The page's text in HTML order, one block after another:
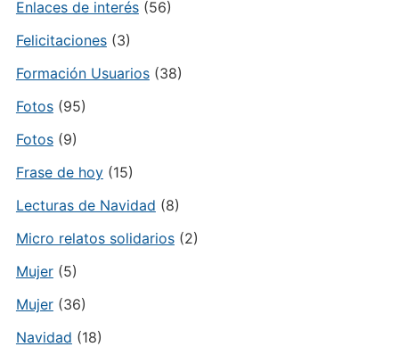
Enlaces de interés(56)
Felicitaciones(3)
Formación Usuarios(38)
Fotos(95)
Fotos(9)
Frase de hoy(15)
Lecturas de Navidad (8)
Micro relatos solidarios(2)
Mujer(5)
Mujer(36)
Navidad (18)